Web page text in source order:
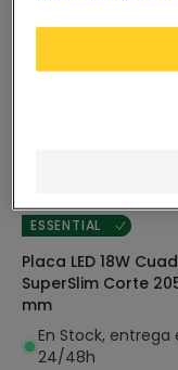
ESSENTIAL
Placa LED 18W
SuperSlim Corte
mm
En Stock, entrega
24/48h